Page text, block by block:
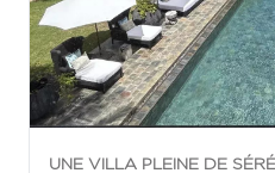
UNE VILLA PLEINE DE